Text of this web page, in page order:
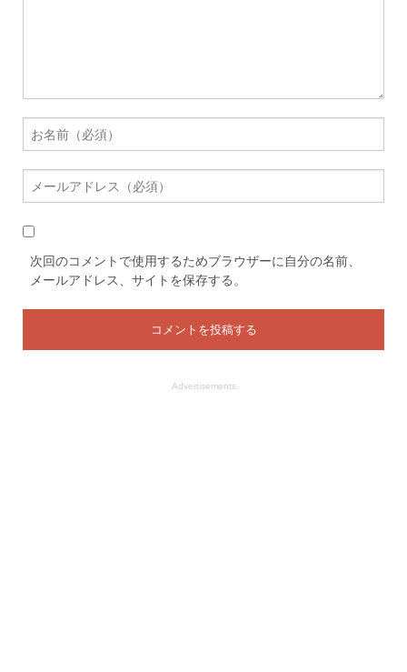
次回のコメントで使用するためブラウザーに自分の名前、
メールアドレス、サイトを保存する。
Advertisements